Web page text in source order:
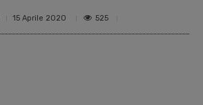
15 Aprile 2020 525